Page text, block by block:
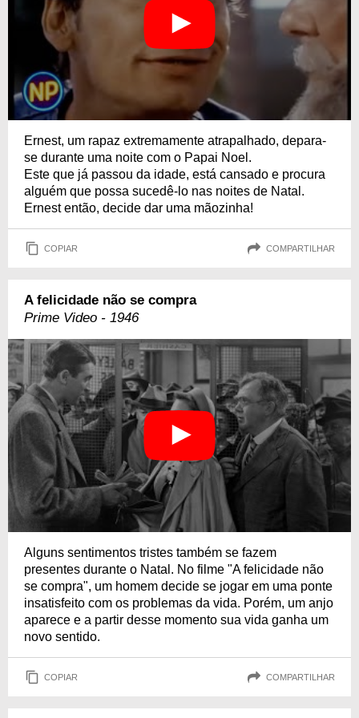
Ernest, um rapaz extremamente atrapalhado, depara-
se durante uma noite com o Papai Noel.
Este que já passou da idade, está cansado e procura
alguém que possa sucedê-lo nas noites de Natal.
Ernest então, decide dar uma mãozinha!
COPIAR COMPARTILHAR
A felicidade não se compra
Prime Video - 1946
Alguns sentimentos tristes também se fazem
presentes durante o Natal. No filme "A felicidade não
se compra", um homem decide se jogar em uma ponte
insatisfeito com os problemas da vida. Porém, um anjo
aparece e a partir desse momento sua vida ganha um
novo sentido.
COPIAR COMPARTILHAR